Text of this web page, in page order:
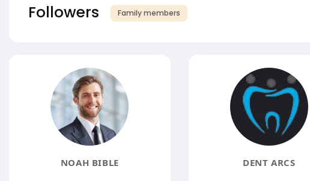
Followers Family members
NOAH BIBLE DENT ARCS